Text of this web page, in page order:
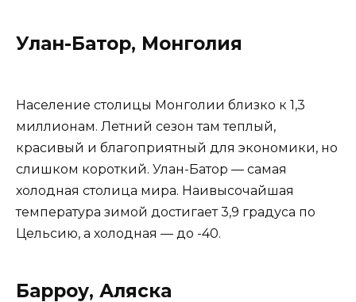
Улан-Батор, Монголия
Население столицы Монголии близко к 1,3
миллионам. Летний сезон там теплый,
красивый и благоприятный для экономики, но
слишком короткий. Улан-Батор — самая
холодная столица мира. Наивысочайшая
температура зимой достигает 3,9 градуса по
Цельсию, а холодная — до -40.
Барроу, Аляска